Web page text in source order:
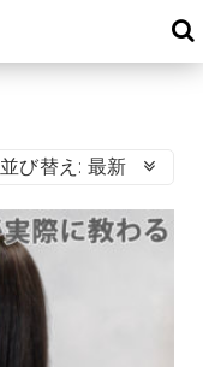
並び替え: 最新